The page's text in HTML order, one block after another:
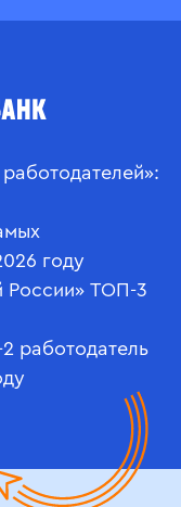
году
России» ТОП-3
работодатель